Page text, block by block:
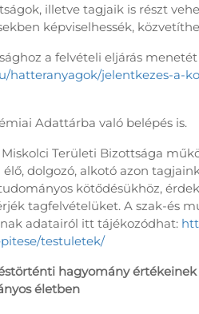
illetve tagjaik is részt
képviselhessék,
a felvételi eljárás
hatteranyagok/jelentkezes-a-
Adattárba való belépés is.
Területi Bizottsága
dolgozó, alkotó azon
kötődésükhöz,
tagfelvételüket. A szak-és
adatairól itt tájékozódhat:
testuletek/
hagyomány értékeinek
életben